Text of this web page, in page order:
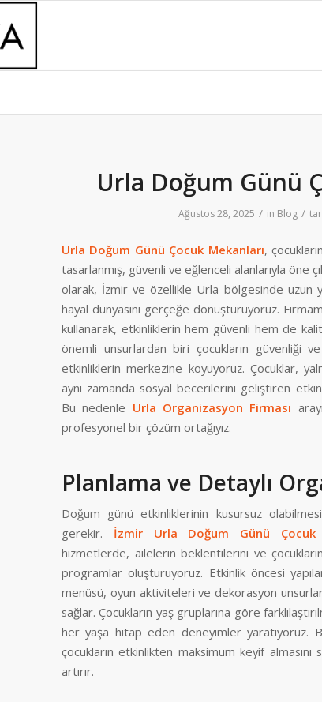
Urla Doğum Günü
Ağustos 28, 2025 / in Blog /
Urla Doğum Günü Çocuk Mekanları,
tasarlanmış, güvenli ve eğlenceli alanlarıyla öne
olarak, İzmir ve özellikle Urla bölgesinde uzun
hayal dünyasını gerçeğe dönüştürüyoruz.
kullanarak, etkinliklerin hem güvenli hem de
önemli unsurlardan biri çocukların güvenliği
etkinliklerin merkezine koyuyoruz. Çocuklar,
aynı zamanda sosyal becerilerini geliştiren
Bu nedenle Urla Organizasyon Firması
profesyonel bir çözüm ortağıyız.
Planlama ve Detaylı
Doğum günü etkinliklerinin kusursuz
gerekir. İzmir Urla Doğum Günü Çocuk
hizmetlerde, ailelerin beklentilerini ve
programlar oluşturuyoruz. Etkinlik öncesi
menüsü, oyun aktiviteleri ve dekorasyon
sağlar. Çocukların yaş gruplarına göre
her yaşa hitap eden deneyimler yaratıyoruz.
çocukların etkinlikten maksimum keyif
artırır.